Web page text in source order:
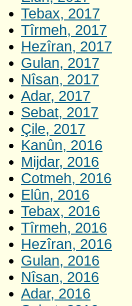
Tebax, 2017
Tîrmeh, 2017
Hezîran, 2017
Gulan, 2017
Nîsan, 2017
Adar, 2017
Sebat, 2017
Çile, 2017
Kanûn, 2016
Mijdar, 2016
Cotmeh, 2016
Elûn, 2016
Tebax, 2016
Tîrmeh, 2016
Hezîran, 2016
Gulan, 2016
Nîsan, 2016
Adar, 2016